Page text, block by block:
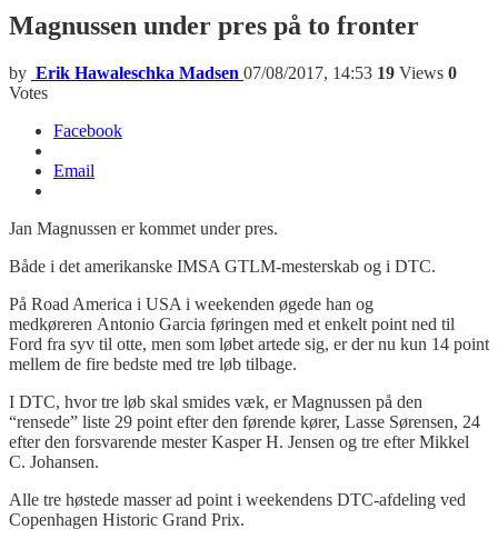
Magnussen under pres på to fronter
by Erik Hawaleschka Madsen 07/08/2017, 14:53 19 Views 0
Votes
Facebook
Email
Jan Magnussen er kommet under pres.
Både i det amerikanske IMSA GTLM-mesterskab og i DTC.
På Road America i USA i weekenden øgede han og
medkøreren Antonio Garcia føringen med et enkelt point ned til
Ford fra syv til otte, men som løbet artede sig, er der nu kun 14 point
mellem de fire bedste med tre løb tilbage.
I DTC, hvor tre løb skal smides væk, er Magnussen på den
“rensede” liste 29 point efter den førende kører, Lasse Sørensen, 24
efter den forsvarende mester Kasper H. Jensen og tre efter Mikkel
C. Johansen.
Alle tre høstede masser ad point i weekendens DTC-afdeling ved
Copenhagen Historic Grand Prix.